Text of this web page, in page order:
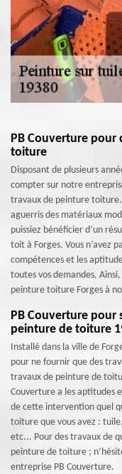
PB Couverture pour
toiture
Disposant de plusieurs
compter sur notre
travaux de peinture toiture.
aguerris des matériaux
puissiez bénéficier d’un
toit à Forges. Vous n’avez
compétences et les
toutes vos demandes.
peinture toiture Forges à
PB Couverture pour
peinture de toiture
Installé dans la ville de
pour ne fournir que des
travaux de peinture de
Couverture a les aptitudes
de cette intervention quel
toiture que vous avez :
etc... Pour des travaux de
peinture de toiture ;
entreprise PB Couverture.